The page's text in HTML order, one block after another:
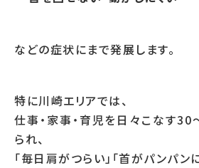
などの症状にまで発展します。
特に川崎エリアでは、
仕事・家事・育児を日々こなす
られ、
「毎日肩がつらい」「首がパンパン